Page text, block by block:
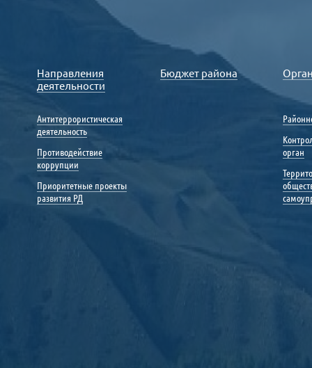
Направления
деятельности
Антитеррористическая
деятельность
Противодействие
коррупции
Приоритетные проекты
развития РД
Бюджет района
орган